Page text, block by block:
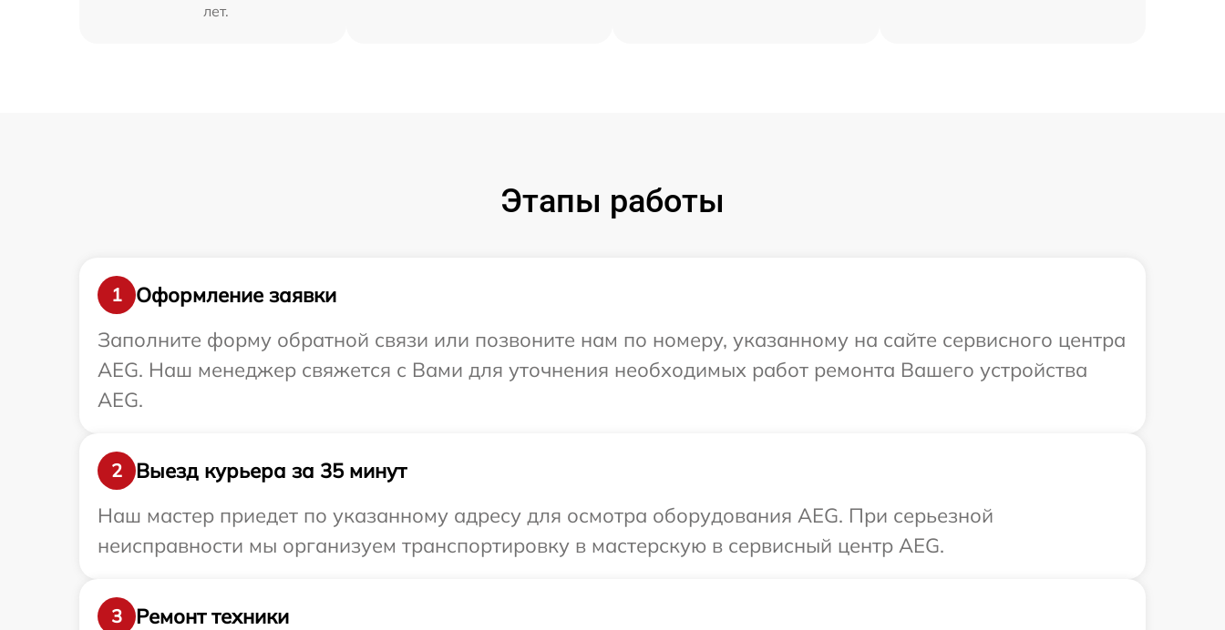
лет.
Этапы работы
1
Оформление заявки
Заполните форму обратной связи или позвоните нам по номеру, указанному на сайте сервисного центра
AEG. Наш менеджер свяжется с Вами для уточнения необходимых работ ремонта Вашего устройства
AEG.
2
Выезд курьера за 35 минут
Наш мастер приедет по указанному адресу для осмотра оборудования AEG. При серьезной
неисправности мы организуем транспортировку в мастерскую в сервисный центр AEG.
3
Ремонт техники